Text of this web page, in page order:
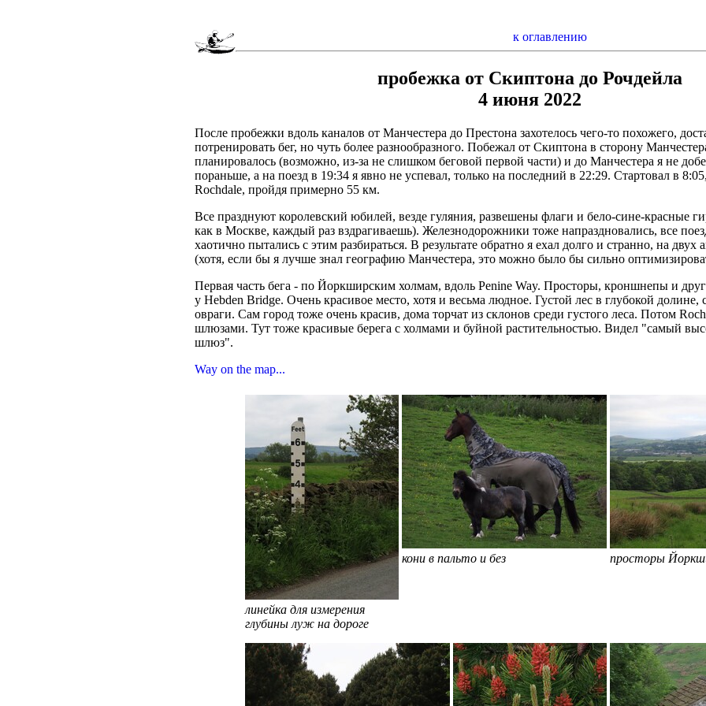
к оглавлению
пробежка от Скиптона до Рочдейла
4 июня 2022
После пробежки вдоль каналов от Манчестера до Престона захотелось чего-то похожего,
потренировать бег, но чуть более разнообразного. Побежал от Скиптона в сторону
планировалось (возможно, из-за не слишком беговой первой части) и до Манчестера я не
пораньше, а на поезд в 19:34 я явно не успевал, только на последний в 22:29. Стартовал в
Rochdale, пройдя примерно 55 км.
Все празднуют королевский юбилей, везде гуляния, развешены флаги и бело-сине-красные
как в Москве, каждый раз вздрагиваешь). Железнодорожники тоже напраздновались, все
хаотично пытались с этим разбираться. В результате обратно я ехал долго и странно, на двух
(хотя, если бы я лучше знал географию Манчестера, это можно было бы сильно
Первая часть бега - по Йоркширским холмам, вдоль Penine Way. Просторы, кроншнепы и
у Hebden Bridge. Очень красивое место, хотя и весьма людное. Густой лес в глубокой
овраги. Сам город тоже очень красив, дома торчат из склонов среди густого леса. Потом
шлюзами. Тут тоже красивые берега с холмами и буйной растительностью. Видел "самый
шлюз".
Way on the map...
линейка для измерения
глубины луж на дороге
кони в пальто и без просторы